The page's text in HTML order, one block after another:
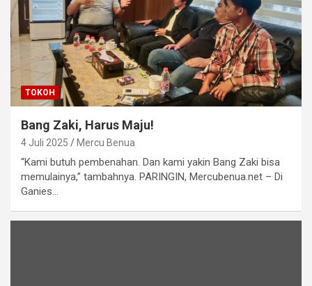
TOKOH
Bang Zaki, Harus Maju!
4 Juli 2025 Mercu Benua
“Kami butuh pembenahan. Dan kami yakin Bang Zaki bisa
memulainya,” tambahnya. PARINGIN, Mercubenua.net – Di
Ganies…